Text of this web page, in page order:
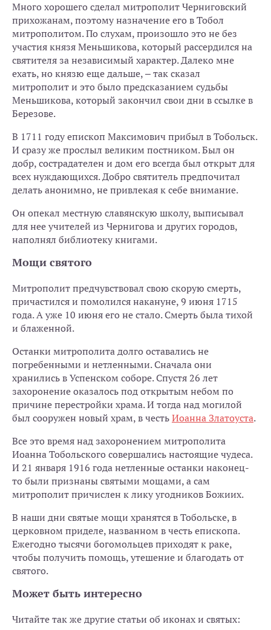
Много хорошего сделал митрополит Черниговский
прихожанам, поэтому назначение его в Тобол
митрополитом. По слухам, произошло это не без
участия князя Меньшикова, который рассердился на
святителя за независимый характер. Далеко мне
ехать, но князю еще дальше, – так сказал
митрополит и это было предсказанием судьбы
Меньшикова, который закончил свои дни в ссылке в
Березове.
В 1711 году епископ Максимович прибыл в Тобольск.
И сразу же прослыл великим постником. Был он
добр, сострадателен и дом его всегда был открыт для
всех нуждающихся. Добро святитель предпочитал
делать анонимно, не привлекая к себе внимание.
Он опекал местную славянскую школу, выписывал
для нее учителей из Чернигова и других городов,
наполнял библиотеку книгами.
Мощи святого
Митрополит предчувствовал свою скорую смерть,
причастился и помолился накануне, 9 июня 1715
года. А уже 10 июня его не стало. Смерть была тихой
и блаженной.
Останки митрополита долго оставались не
погребенными и нетленными. Сначала они
хранились в Успенском соборе. Спустя 26 лет
захоронение оказалось под открытым небом по
причине перестройки храма. И тогда над могилой
был сооружен новый храм, в честь Иоанна Златоуста.
Все это время над захоронением митрополита
Иоанна Тобольского совершались настоящие чудеса.
И 21 января 1916 года нетленные останки наконец-
то были признаны святыми мощами, а сам
митрополит причислен к лику угодников Божиих.
В наши дни святые мощи хранятся в Тобольске, в
церковном приделе, названном в честь епископа.
Ежегодно тысячи богомольцев приходят к раке,
чтобы получить помощь, утешение и благодать от
святого.
Может быть интересно
Читайте так же другие статьи об иконах и святых: